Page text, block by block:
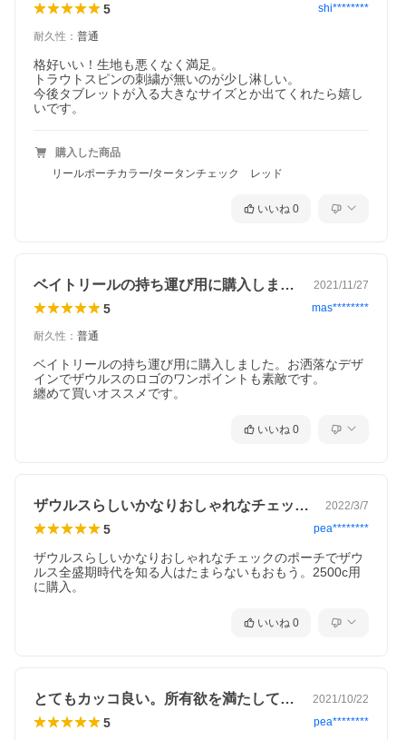
5 shi********
耐久性 ： 普通
格好いい！生地も悪くなく満足。
トラウトスピンの刺繍が無いのが少し淋しい。
今後タブレットが入る大きなサイズとか出てくれたら嬉し
いです。
購入した商品
リールポーチカラー/タータンチェック レッド
いいね 0
ベイトリールの持ち運び用に購入しました… 2021/11/27
5 mas********
耐久性 ： 普通
ベイトリールの持ち運び用に購入しました。お洒落なデザ
インでザウルスのロゴのワンポイントも素敵です。
纏めて買いオススメです。
いいね 0
ザウルスらしいかなりおしゃれなチェック… 2022/3/7
5 pea********
ザウルスらしいかなりおしゃれなチェックのポーチでザウ
ルス全盛期時代を知る人はたまらないもおもう。2500c用
に購入。
いいね 0
とてもカッコ良い。所有欲を満たしてくれ… 2021/10/22
5 pea********